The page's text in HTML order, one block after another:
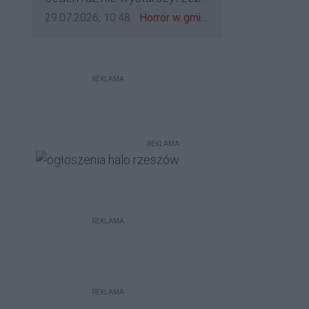
bo to zagorzali pisowcy
go zatrzymać?
Data dodania komentarza:
29.07.2026, 10:48 Źródło komentarza:
Horror w gminie Łańcut. Mieszkaniec Rzeszowa terroryzował rodzinę nożem i zaatakował policjantów! [VIDEO]
REKLAMA
REKLAMA
REKLAMA
REKLAMA